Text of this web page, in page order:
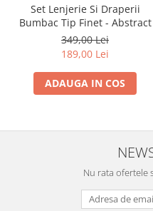
Set Lenjerie Si Draperii
Bumbac Tip Finet - Abstract
349,00 Lei
189,00 Lei
ADAUGA IN COS
Nu rata ofertele